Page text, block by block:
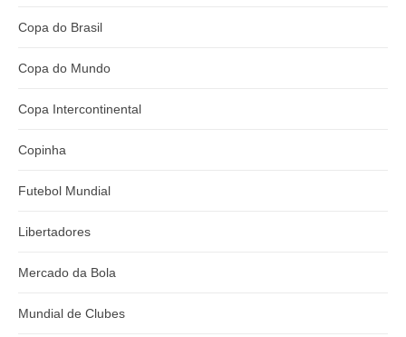
Copa do Brasil
Copa do Mundo
Copa Intercontinental
Copinha
Futebol Mundial
Libertadores
Mercado da Bola
Mundial de Clubes